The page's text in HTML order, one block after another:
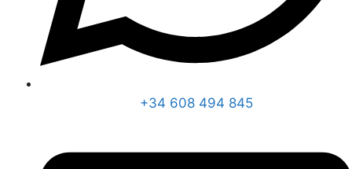
+34 608 494 845